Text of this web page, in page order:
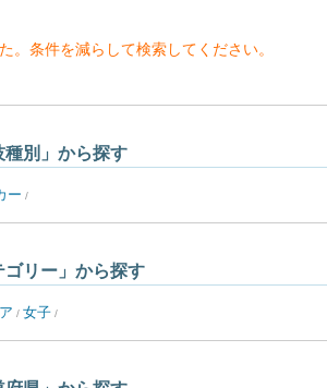
。条件を減らして検索してください。
別」から探す
ー /
リー」から探す
/ 女子 /